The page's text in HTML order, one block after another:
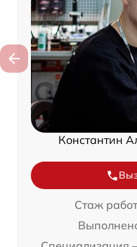
Константин
Стаж